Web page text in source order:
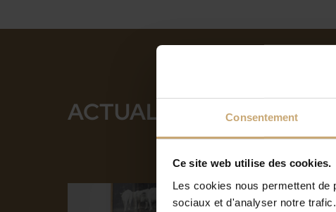
Consentement
Ce site web utilise des cookies.
Les cookies nous permettent
sociaux et d'analyser notre
ACTUALITÉS SUR LE
11.02.2026